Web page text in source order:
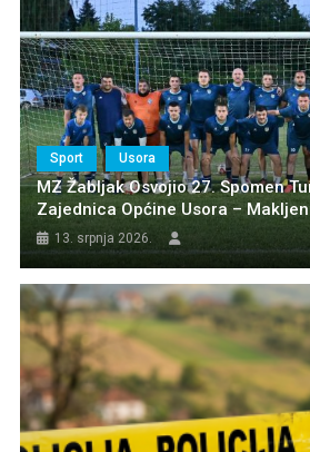
Sport Usora
MZ Žabljak Osvojio 27. Spomen
Zajednica Općine Usora –
13. srpnja 2026.